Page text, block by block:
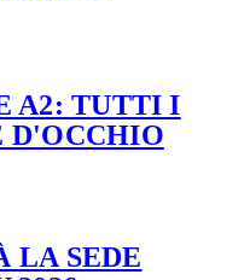
A2: TUTTI I
D'OCCHIO
LA SEDE